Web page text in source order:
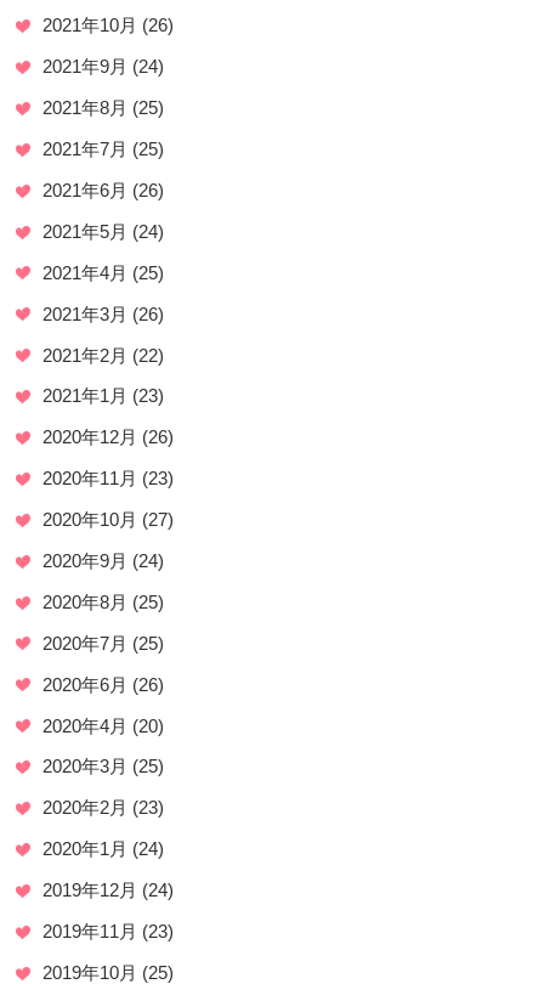
2021年10月 (26)
2021年9月 (24)
2021年8月 (25)
2021年7月 (25)
2021年6月 (26)
2021年5月 (24)
2021年4月 (25)
2021年3月 (26)
2021年2月 (22)
2021年1月 (23)
2020年12月 (26)
2020年11月 (23)
2020年10月 (27)
2020年9月 (24)
2020年8月 (25)
2020年7月 (25)
2020年6月 (26)
2020年4月 (20)
2020年3月 (25)
2020年2月 (23)
2020年1月 (24)
2019年12月 (24)
2019年11月 (23)
2019年10月 (25)